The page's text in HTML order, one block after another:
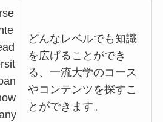
どんなレベルでも知識
を広げることができ
る、一流大学のコース
やコンテンツを探すこ
とができます。